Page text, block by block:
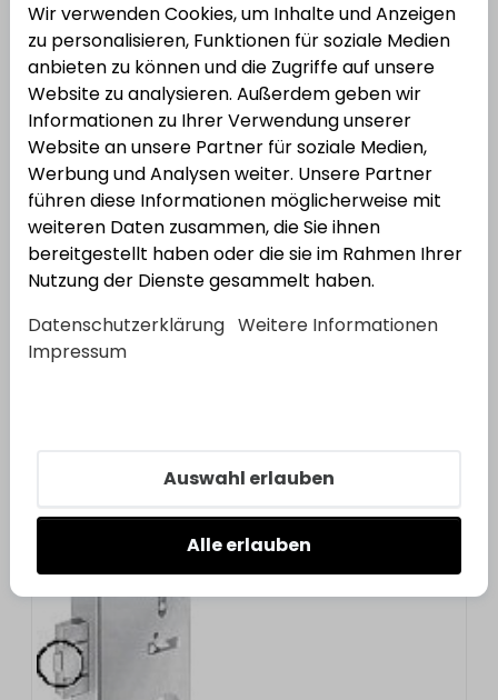
BKSBKS Panik Stangenführungsplatte
B9019
Bestell-Nr.:3210221 EAN: 4015540116698
BKS Panikschloss-RR B18270
Varianten anzeigen
Wir verwenden Cookies, um Inhalte und Anzeigen
zu personalisieren, Funktionen für soziale Medien
anbieten zu können und die Zugriffe auf unsere
Website zu analysieren. Außerdem geben wir
Informationen zu Ihrer Verwendung unserer
Website an unsere Partner für soziale Medien,
Werbung und Analysen weiter. Unsere Partner
führen diese Informationen möglicherweise mit
weiteren Daten zusammen, die Sie ihnen
bereitgestellt haben oder die sie im Rahmen Ihrer
Nutzung der Dienste gesammelt haben.
Datenschutzerklärung Weitere Informationen
Impressum
Auswahl erlauben
Alle erlauben